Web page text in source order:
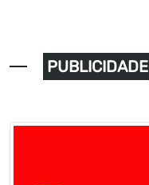
PUBLICIDADE